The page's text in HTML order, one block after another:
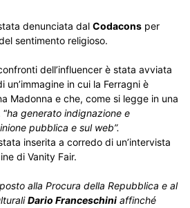
denunciata dal Codacons per
sentimento religioso.
dell’influencer è stata avviata
un’immagine in cui la Ferragni è
Madonna e che, come si legge in una
ha generato indignazione e
pubblica e sul web”.
inserita a corredo di un’intervista
di Vanity Fair.
alla Procura della Repubblica e al
Dario Franceschini affinché